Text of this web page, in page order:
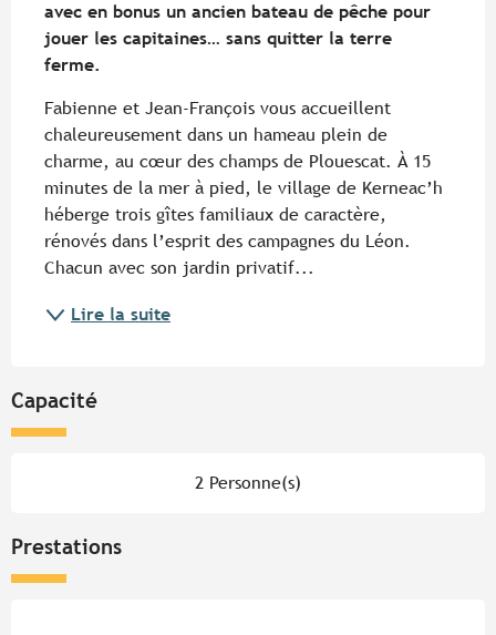
avec en bonus un ancien bateau de pêche pour
jouer les capitaines… sans quitter la terre
ferme.
Fabienne et Jean-François vous accueillent
chaleureusement dans un hameau plein de
charme, au cœur des champs de Plouescat. À 15
minutes de la mer à pied, le village de Kerneac’h
héberge trois gîtes familiaux de caractère,
rénovés dans l’esprit des campagnes du Léon.
Chacun avec son jardin privatif...
Lire la suite
Capacité
2 Personne(s)
Prestations